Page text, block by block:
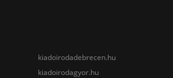
kiadoirodadebrecen.hu
kiadoirodagyor.hu